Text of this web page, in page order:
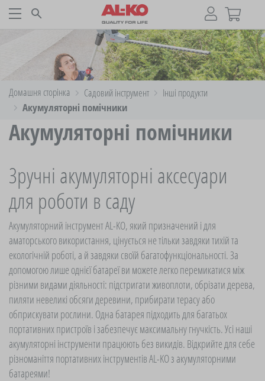
Домашня сторінка Садовий iнструмент
Інші продукти
Акумуляторні помічники
Акумуляторні помічники
Зручні акумуляторні аксесуари
для роботи в саду
Акумуляторний інструмент AL-KO, який призначений і для
аматорського використання, цінується не тільки завдяки тихій та
екологічній роботі, а й завдяки своїй багатофункціональності. За
допомогою лише однієї батареї ви можете легко перемикатися між
різними видами діяльності: підстригати живоплоти, обрізати дерева,
пиляти невеликі обсяги деревини, прибирати терасу або
обприскувати рослини. Одна батарея підходить для багатьох
портативних пристроїв і забезпечує максимальну гнучкість. Усі наші
акумуляторні інструменти працюють без викидів. Відкрийте для себе
різноманіття портативних інструментів AL-KO з акумуляторними
батареями!